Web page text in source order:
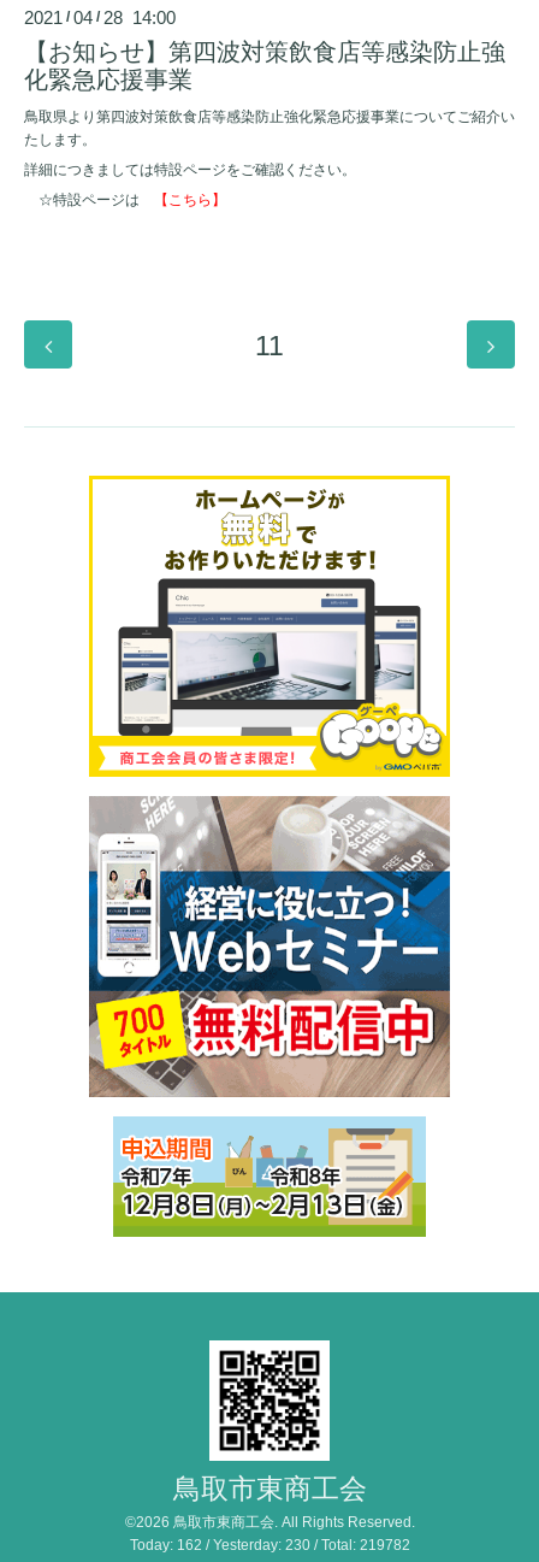
2021 /04 / 28 14:00
【お知らせ】第四波対策飲食店等感染防止強
化緊急応援事業
鳥取県より第四波対策飲食店等感染防止強化緊急応援事業についてご紹介い
たします。
詳細につきましては特設ページをご確認ください。
☆特設ページは
【こちら】
11
鳥取市東商工会
©2026 鳥取市東商工会. All Rights Reserved.
Today: 162 / Yesterday: 230/ Total: 219782